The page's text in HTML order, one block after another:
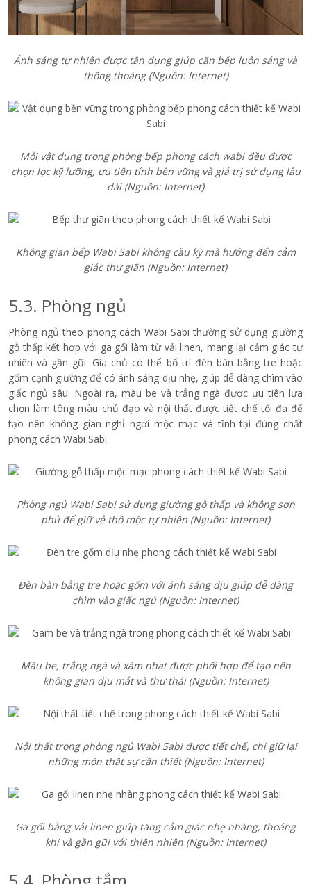
Ánh sáng tự nhiên được tận dụng giúp căn bếp luôn sáng và
thông thoáng (Nguồn: Internet)
Mỗi vật dụng trong phòng bếp phong cách wabi đều được
chọn lọc kỹ lưỡng, ưu tiên tính bền vững và giá trị sử dụng lâu
dài (Nguồn: Internet)
Không gian bếp Wabi Sabi không cầu kỳ mà hướngđến cảm
giác thư giãn (Nguồn: Internet)
5.3. Phòng ngủ
Phòng ngủ theo phong cách Wabi Sabi thường sử dụng giường
gỗ thấp kết hợp với ga gối làm từ vải linen, mang lại cảm giác tự
nhiên và gần gũi. Gia chủ có thể bố trí đèn bàn bằng tre hoặc
gốm cạnh giường để có ánh sáng dịu nhẹ, giúp dễ dàng chìm vào
giấc ngủ sâu. Ngoài ra, màu be và trắng ngà được ưu tiên lựa
chọn làm tông màu chủ đạo và nội thất được tiết chế tối đa để
tạo nên không gian nghỉ ngơi mộc mạc và tĩnh tại đúng chất
phong cách Wabi Sabi.
Phòng ngủ Wabi Sabi sử dụng giường gỗ thấp và không sơn
phủ để giữ vẻ thô mộc tự nhiên (Nguồn: Internet)
Đèn bàn bằng tre hoặc gốm với ánh sáng dịu giúp dễ dàng
chìm vào giấc ngủ (Nguồn: Internet)
Màu be, trắng ngà và xám nhạt được phối hợp để tạo nên
không gian dịu mắt và thư thái (Nguồn: Internet)
Nội thất trong phòng ngủ Wabi Sabi được tiết chế, chỉ giữ lại
những món thật sự cần thiết (Nguồn: Internet)
Ga gối bằng vải linen giúp tăng cảm giác nhẹ nhàng, thoáng
khí và gần gũi với thiên nhiên (Nguồn: Internet)